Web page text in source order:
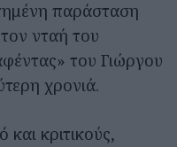
παράσταση
νταή του
του Γιώργου
χρονιά.
κριτικούς,